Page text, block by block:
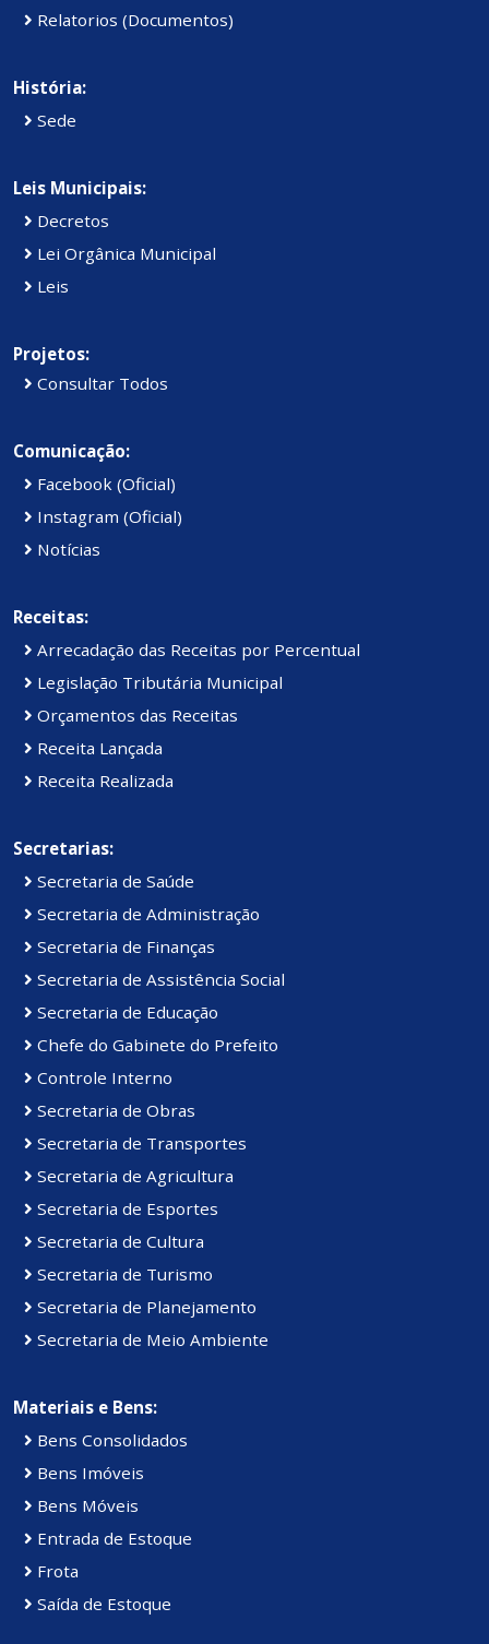
Relatorios (Documentos)
História:
Sede
Leis Municipais:
Decretos
Lei Orgânica Municipal
Leis
Projetos:
Consultar Todos
Comunicação:
Facebook (Oficial)
Instagram (Oficial)
Notícias
Receitas:
Arrecadação das Receitas por Percentual
Legislação Tributária Municipal
Orçamentos das Receitas
Receita Lançada
Receita Realizada
Secretarias:
Secretaria de Saúde
Secretaria de Administração
Secretaria de Finanças
Secretaria de Assistência Social
Secretaria de Educação
Chefe do Gabinete do Prefeito
Controle Interno
Secretaria de Obras
Secretaria de Transportes
Secretaria de Agricultura
Secretaria de Esportes
Secretaria de Cultura
Secretaria de Turismo
Secretaria de Planejamento
Secretaria de Meio Ambiente
Materiais e Bens:
Bens Consolidados
Bens Imóveis
Bens Móveis
Entrada de Estoque
Frota
Saída de Estoque